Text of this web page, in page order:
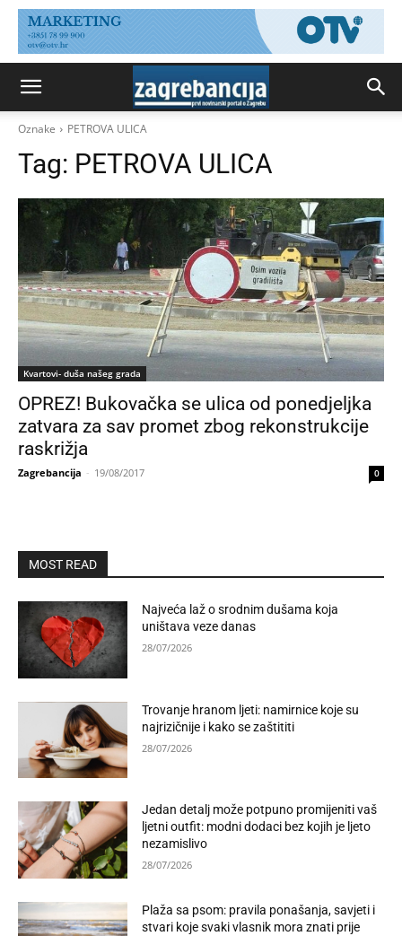
Oznake PETROVA ULICA
Tag: PETROVA ULICA
Kvartovi- duša našeg grada
OPREZ! Bukovačka se ulica od ponedjeljka
zatvara za sav promet zbog rekonstrukcije
raskrižja
Zagrebancija - 19/08/2017 0
MOST READ
Najveća laž o srodnim dušama koja
uništava veze danas
28/07/2026
Trovanje hranom ljeti: namirnice koje su
najrizičnije i kako se zaštititi
28/07/2026
Jedan detalj može potpuno promijeniti vaš
ljetni outfit: modni dodaci bez kojih je ljeto
nezamislivo
28/07/2026
Plaža sa psom: pravila ponašanja, savjeti i
stvari koje svaki vlasnik mora znati prije